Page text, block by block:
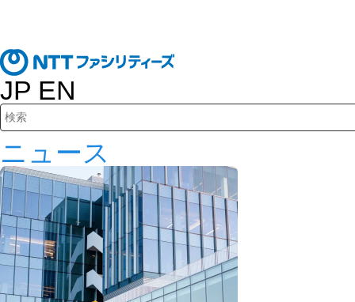
JP EN
検索キーワード入力
ニュース